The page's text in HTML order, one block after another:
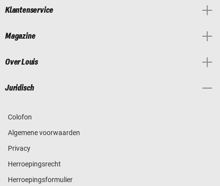
Klantenservice
Magazine
Over Louis
Juridisch
Colofon
Algemene voorwaarden
Privacy
Herroepingsrecht
Herroepingsformulier